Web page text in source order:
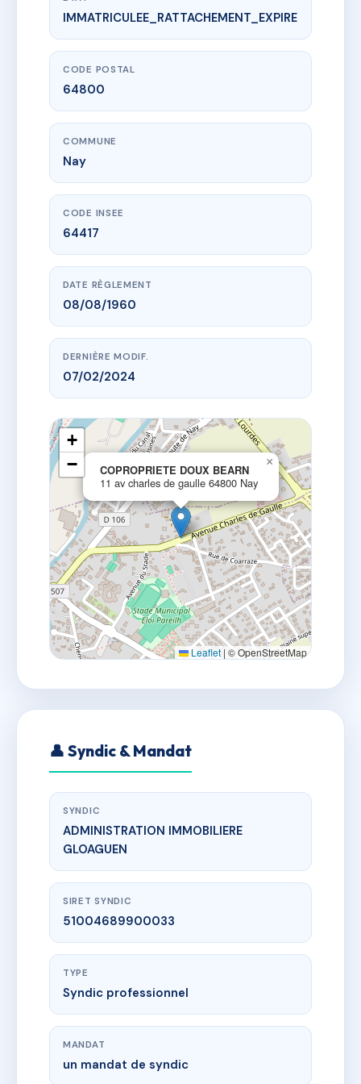
www.vme.plus/AE7134380
COPROPRIETE DOUX BEARN
11 av charles de gaulle
IMMATRICULEE_RATTACHEMENT_EXPIRE
CODE POSTAL
64800
COMMUNE
Nay
CODE INSEE
64417
DATE RÈGLEMENT
08/08/1960
DERNIÈRE MODIF.
07/02/2024
COPROPRIETE DOUX BEARN
11 av charles de gaulle 64800 Nay
×
+
−
Leaflet | © OpenStreetMap
👤 Syndic & Mandat
SYNDIC
ADMINISTRATION IMMOBILIERE
GLOAGUEN
SIRET SYNDIC
51004689900033
TYPE
Syndic professionnel
MANDAT
un mandat de syndic